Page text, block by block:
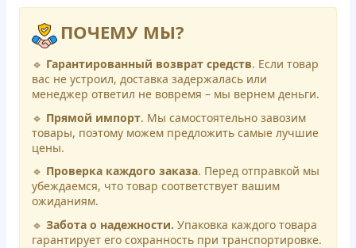
ПОЧЕМУ МЫ?
🔹 Гарантированный возврат средств. Если товар
вас не устроил, доставка задержалась или
менеджер ответил не вовремя – мы вернем деньги.
🔹 Прямой импорт. Мы самостоятельно завозим
товары, поэтому можем предложить самые лучшие
цены.
🔹 Проверка каждого заказа. Перед отправкой мы
убеждаемся, что товар соответствует вашим
ожиданиям.
🔹 Забота о надежности. Упаковка каждого товара
гарантирует его сохранность при транспортировке.